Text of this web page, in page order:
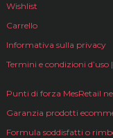
Wishlist
Carrello
Informativa sulla privacy
Termini e condizioni
Punti di forza MesRetail
Garanzia prodotti
Formula soddisfatti o